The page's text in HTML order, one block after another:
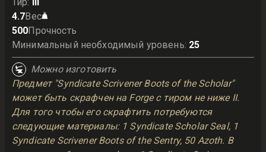
4.7Вес
500Прочность
Минимальный необходимый уровень: 25
Можно изготовить
Предмет "Syndicate Scrivener Boots of the Scholar"
может быть скрафчен на Forge с тиром не ниже II.
Для того чтобы его скрафтить потребуются
следующие материалы: 1 Syndicate Scholar Seal, 1
Syndicate Scrivener Boots of the Sentry, 50 Azoth. В